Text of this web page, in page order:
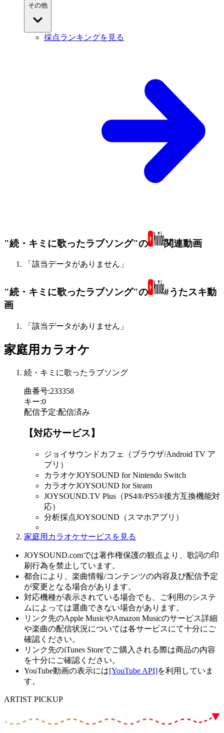
その他
採点ランキングを見る
"続・キミに歌ったラブソング"の 関連動画
「該当データがありません」
"続・キミに歌ったラブソング"の
#うたスキ動
画
「該当データがありません」
家庭用カラオケ
続・キミに歌ったラブソング
曲番号:233358
キー:0
配信予定:配信済み
【対応サービス】
ジョイサウンドカフェ（ブラウザ/Android TV ア
プリ）
カラオケJOYSOUND for Nintendo Switch
カラオケJOYSOUND for Steam
JOYSOUND.TV Plus（PS4®/PS5®後方互換機能対
応）
分析採点JOYSOUND（スマホアプリ）
家庭用カラオケサービスを見る
JOYSOUND.comでは著作権保護の観点より、歌詞の印
刷行為を禁止しています。
都合により、楽曲情報/コンテンツの内容及び配信予定
が変更となる場合があります。
対応機種が表示されている場合でも、ご利用のシステ
ムによっては選曲できない場合があります。
リンク先のApple MusicやAmazon Musicのサービス詳細
や楽曲の配信状況については各サービスにて十分にご
確認ください。
リンク先のiTunes Storeでご購入される際は商品の内容
を十分にご確認ください。
YouTube動画の表示には[YouTube API]を利用していま
す。
ARTIST PICKUP